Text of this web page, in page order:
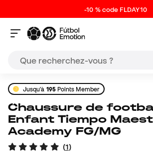
-10 % code FLDAY10
Jusqu'à 195Points Member
Chaussure de football Nike
Enfant Tiempo
Academy FG/MG
(1)